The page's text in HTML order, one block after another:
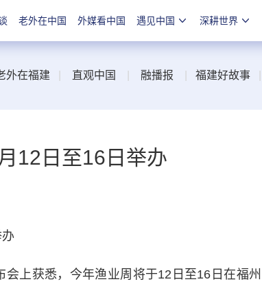
老外在中国 外媒看中国 遇见中国 深耕世界
外在福建 直观中国 融播报 福建好故事
12日至16日举办
上获悉，今年渔业周将于12日至16日在福州